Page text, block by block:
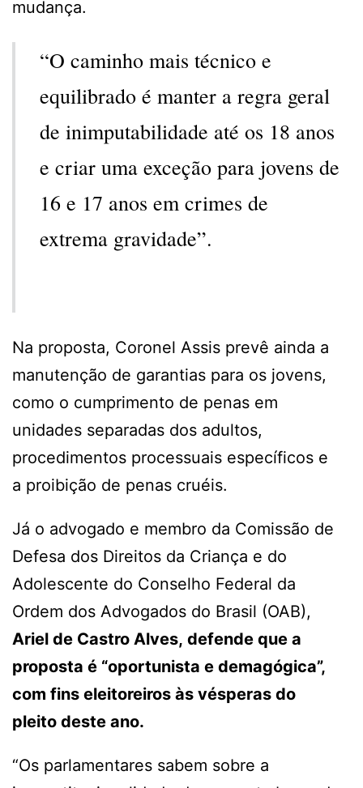
mudança.
“O caminho mais técnico e
equilibrado é manter a regra geral
de inimputabilidade até os 18 anos
e criar uma exceção para jovens de
16 e 17 anos em crimes de
extrema gravidade”.
Na proposta, Coronel Assis prevê ainda a
manutenção de garantias para os jovens,
como o cumprimento de penas em
unidades separadas dos adultos,
procedimentos processuais específicos e
a proibição de penas cruéis.
Já o advogado e membro da Comissão de
Defesa dos Direitos da Criança e do
Adolescente do Conselho Federal da
Ordem dos Advogados do Brasil (OAB),
Ariel de Castro Alves, defende que a
proposta é “oportunista e demagógica”,
com fins eleitoreiros às vésperas do
pleito deste ano.
“Os parlamentares sabem sobre a